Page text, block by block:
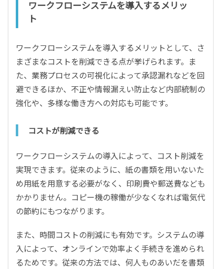
ワークフローシステムを導入するメリッ
ト
ワークフローシステムを導入するメリットとして、さ
まざまなコストを削減できる点が挙げられます。ま
た、業務プロセスの可視化によって承認漏れなどを回
避できるほか、不正や情報漏えい防止など内部統制の
強化や、多様な働き方への対応も可能です。
コストが削減できる
ワークフローシステムの導入によって、コスト削減を
実現できます。従来のように、紙の書類を用いないた
め用紙を用意する必要がなく、印刷費や郵送費なども
かかりません。コピー機の稼働が少なくなれば電気代
の節約にもつながります。
また、時間コストの削減にも有効です。システムの導
入によって、オンラインで効率よく手続きを進められ
るためです。従来の方法では、何人ものあいだを書類